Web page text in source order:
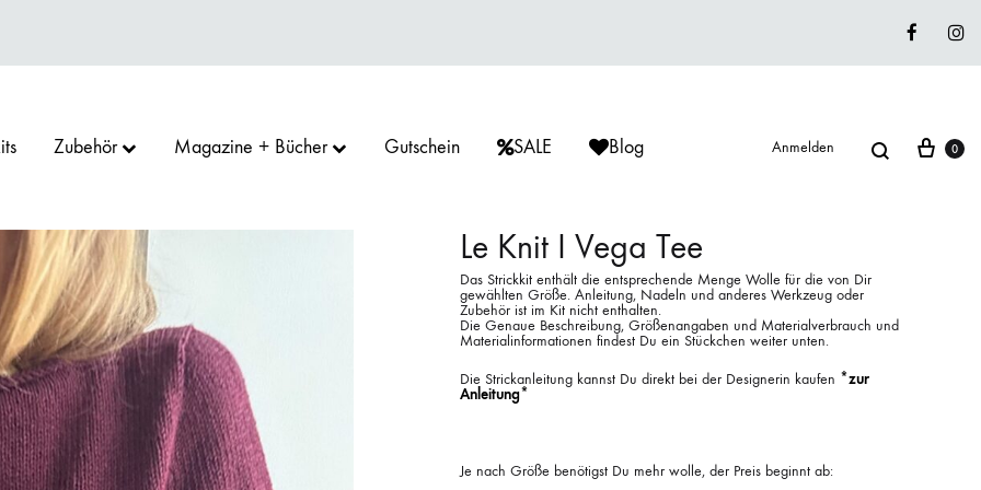
ÈRIU
GARN
Zubehör
ISAGER
Magazine + Bücher
ISAGER
Gutschein SALE Blog Anmelden Suche
Lieblingswolle
0
Le Knit I Vega Tee
Das Strickkit enthält die entsprechende Menge Wolle für die von Dir
gewählten Größe. Anleitung, Nadeln und anderes Werkzeug oder
Zubehör ist im Kit nicht enthalten.
Die Genaue Beschreibung, Größenangaben und Materialverbrauch und
Materialinformationen findest Du ein Stückchen weiter unten.
Die Strickanleitung kannst Du direkt bei der Designerin kaufen *zur
Anleitung*
Je nach Größe benötigst Du mehr wolle, der Preis beginnt ab: